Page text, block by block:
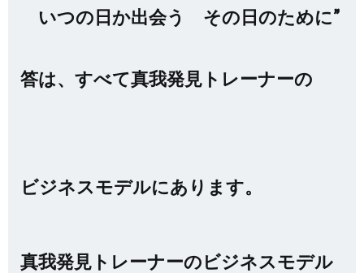
いつの日か出会う その日のために”
答は、すべて真我発見トレーナーの
ビジネスモデルにあります。
真我発見トレーナーのビジネスモデル